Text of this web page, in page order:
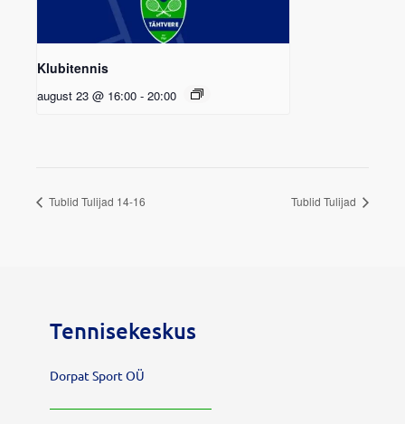
Klubitennis
august 23 @ 16:00 - 20:00
Tublid Tulijad 14-16 Tublid Tulijad
Tennisekeskus
Dorpat Sport OÜ